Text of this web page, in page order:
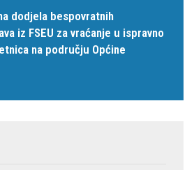
dodjela bespovratnih
iz FSEU za vraćanje u ispravno
na području Općine